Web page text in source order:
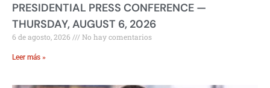
PRESIDENTIAL PRESS CONFERENCE —
THURSDAY, AUGUST 6, 2026
6 de agosto, 2026 No hay comentarios
Leer más »